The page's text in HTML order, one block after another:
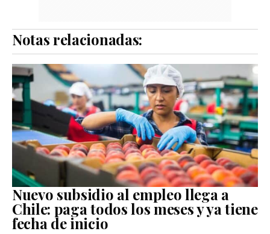
Notas relacionadas:
Nuevo subsidio al empleo llega a
Chile: paga todos los meses y ya tiene
fecha de inicio